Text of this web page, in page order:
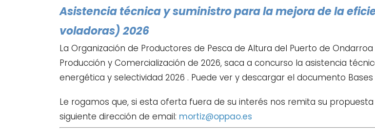
Asistencia técnica y suministro para la mejora de la
voladoras) 2026
La Organización de Productores de Pesca de Altura del Puerto de
Producción y Comercialización de 2026, saca a concurso la asistencia
energética y selectividad 2026 . Puede ver y descargar el documento
Le rogamos que, si esta oferta fuera de su interés nos remita su
siguiente dirección de email: mortiz@oppao.es